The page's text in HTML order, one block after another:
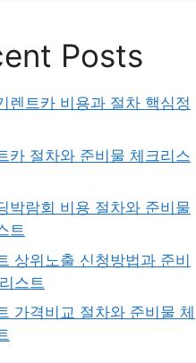
Posts
렌트카 비용과 절차 핵심정
카 절차와 준비물 체크리스
박람회 비용 절차와 준비물
트
상위노출 신청방법과 준비
스트
가격비교 절차와 준비물 체